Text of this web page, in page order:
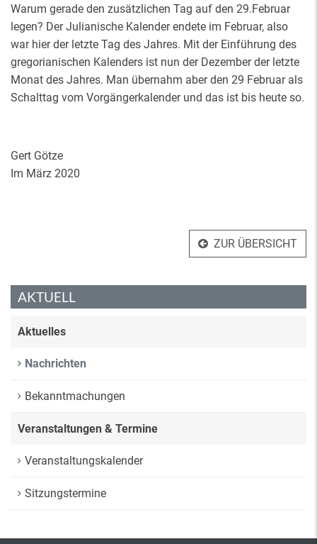
Warum gerade den zusätzlichen Tag auf den 29.Februar
legen? Der Julianische Kalender endete im Februar, also
war hier der letzte Tag des Jahres. Mit der Einführung des
gregorianischen Kalenders ist nun der Dezember der letzte
Monat des Jahres. Man übernahm aber den 29 Februar als
Schalttag vom Vorgängerkalender und das ist bis heute so.
Gert Götze
Im März 2020
ZUR ÜBERSICHT
AKTUELL
Aktuelles
Nachrichten
Bekanntmachungen
Veranstaltungen & Termine
Veranstaltungskalender
Sitzungstermine